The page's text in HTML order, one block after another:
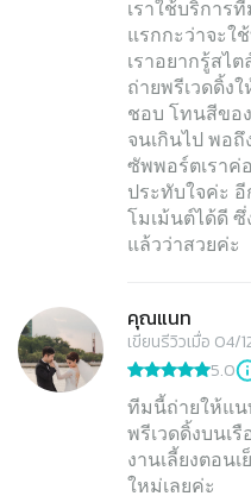
เราใช้บริการ
แรกกะว่าจะใ
เราอยากรู้สไ
ถ่ายพรีเวดดิ้ง
ชอบ โทนสีขอ
จนเกินไป พอ
ซัพพอร์ตเราค่
ประทับใจค่ะ อี
โมเม้นต์ได้ดี ซึ่
แล้วว่าสวยค่ะ
คุณแนท
เขียนรีวิวเมื่อ 04/
5.0
ทีมนี้ถ่ายให้แน
พรีเวดดิ้งบนเ
งานเลี้ยงตอนเ
ใหม่เลยค่ะ